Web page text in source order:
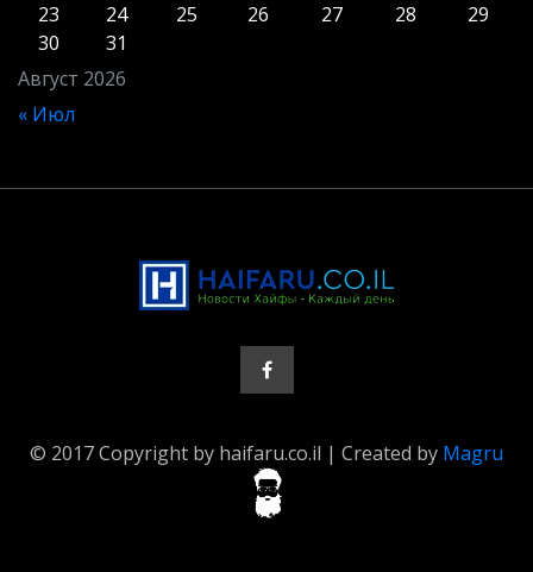
Август 2026
23
24 25 26 27 28
29
30
31
« Июл
© 2017 Copyright by haifaru.co.il | Created by Magru